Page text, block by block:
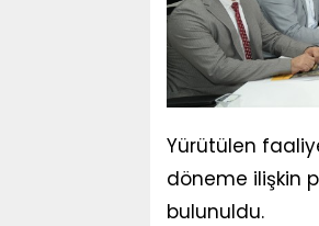
Yürütülen
döneme ilişkin
bulunuldu.